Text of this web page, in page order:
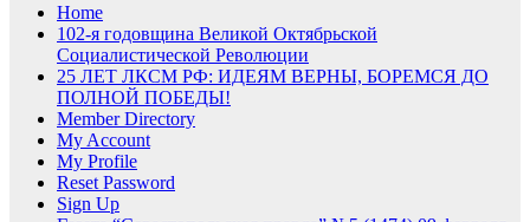
Home
102-я годовщина Великой Октябрьской
Социалистической Революции
25 ЛЕТ ЛКСМ РФ: ИДЕЯМ ВЕРНЫ, БОРЕМСЯ ДО
ПОЛНОЙ ПОБЕДЫ!
Member Directory
My Account
My Profile
Reset Password
Sign Up